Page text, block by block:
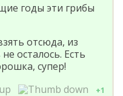
годы эти грибы
отсюда, из
осталось. Есть
супер!
+1